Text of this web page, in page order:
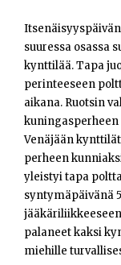
suuressa osassa
kynttilää. Tapa
perinteeseen
aikana. Ruotsin
kuningasperheen
Venäjään
perheen
yleistyi tapa
syntymäpäivänä
palaneet kaksi
miehille